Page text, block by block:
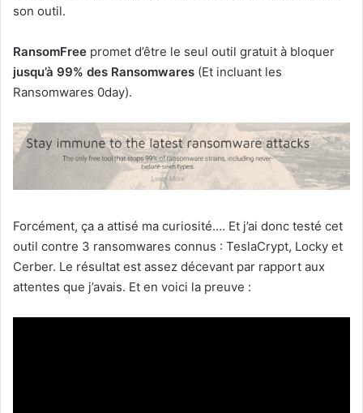
son outil.
RansomFree promet d’être le seul outil gratuit à bloquer
jusqu’à 99% des Ransomwares (Et incluant les
Ransomwares 0day).
Forcément, ça a attisé ma curiosité…. Et j’ai donc testé cet
outil contre 3 ransomwares connus : TeslaCrypt, Locky et
Cerber. Le résultat est assez décevant par rapport aux
attentes que j’avais. Et en voici la preuve :